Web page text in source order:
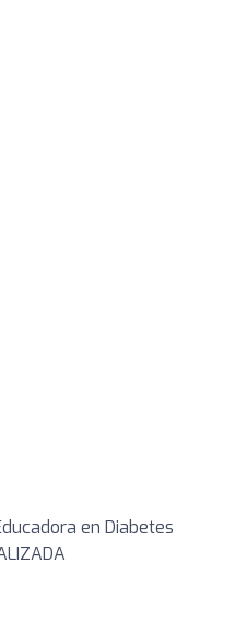
en Diabetes